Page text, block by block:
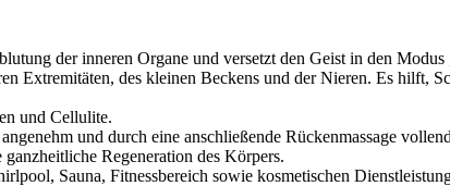
der inneren Organe und versetzt den Geist in den Modus
Extremitäten, des kleinen Beckens und der Nieren. Es hilft,
und Cellulite.
und durch eine anschließende Rückenmassage
Regeneration des Körpers.
Sauna, Fitnessbereich sowie kosmetischen